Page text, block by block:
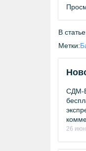
В
Метки:
СДМ-
26